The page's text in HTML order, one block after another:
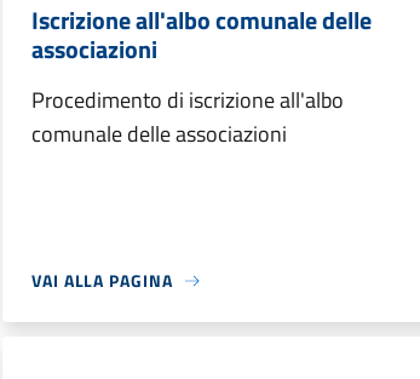
Iscrizione all'albo comunale delle
associazioni
Procedimento di iscrizione all'albo
comunale delle associazioni
VAI ALLA PAGINA